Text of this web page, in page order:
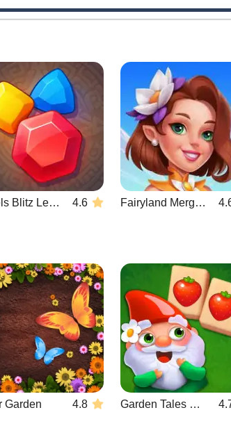
Jewels Blitz Legends 4.6 Fairyland Merge & Magic
Garden 4.8 Garden Tales Mahjong